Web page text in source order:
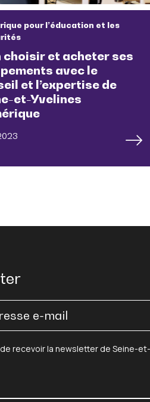
pour l’éducation et les
choisir et acheter ses
avec le
et l’expertise de
et-Yvelines
recevoir la newsletter de Seine-